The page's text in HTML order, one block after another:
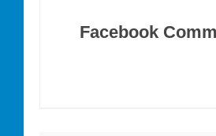
c itt at
Facebook